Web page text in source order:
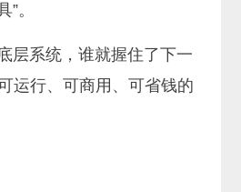
。
层系统，谁就握住了下一
运行、可商用、可省钱的